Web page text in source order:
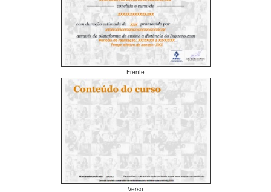
Frente
Verso